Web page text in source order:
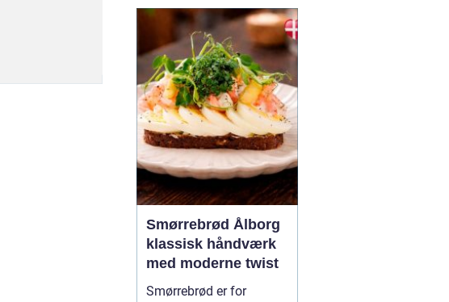
flere handler valget ikke
kun om pris og
beliggenhed, men i h...
Smørrebrød Ålborg
klassisk håndværk
med moderne twist
Smørrebrød er for